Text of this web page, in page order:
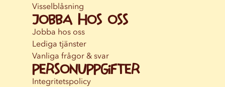
Visselblåsning
Jobba hos oss
Jobba hos oss
Lediga tjänster
Vanliga frågor & svar
Personuppgifter
Integritetspolicy